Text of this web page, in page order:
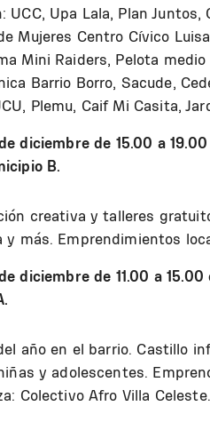
UCC, Upa Lala, Plan
Mujeres Centro Cívico
Mini Raiders, Pelota
Barrio Borro, Sacude,
Plemu, Caif Mi Casita,
diciembre de 15.00 a
B.
creativa y talleres
y más. Emprendimientos
diciembre de 11.00 a
año en el barrio. Castillo
y adolescentes.
Colectivo Afro Villa Celeste.